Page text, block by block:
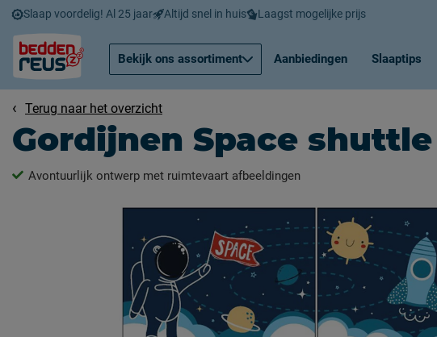
Slaap voordelig! Al 25 jaar Altijd snel in huis Laagst mogelijke prijs
Bekijk ons assortiment Aanbiedingen Slaaptips
Terug naar het overzicht
Gordijnen Space
Avontuurlijk ontwerp met ruimtevaart afbeeldingen